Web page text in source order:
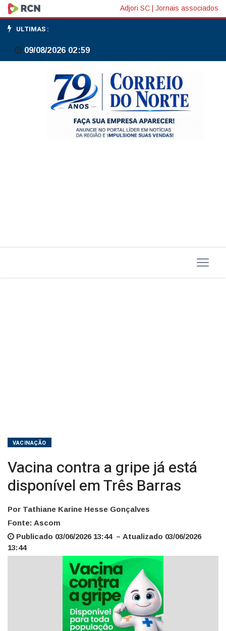
Vacina
contra
a
disponível
Adjori SC Jornais associados
ULTIMAS :
09/08/2026 02:59
VACINAÇÃO
Vacina contra a gripe já está
disponível em Três Barras
Por Tathiane Karine Hesse Gonçalves
Fonte: Ascom
Publicado 03/06/2026 13:44 – Atualizado 03/06/2026
13:44